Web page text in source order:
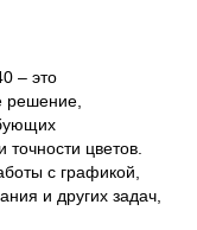
– это
решение,
точности цветов.
с графикой,
и других задач,